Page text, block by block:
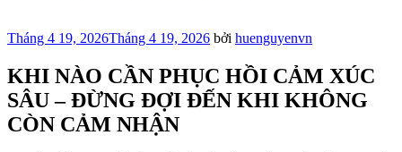
Đăng
Tháng 4 19, 2026Tháng 4 19, 2026 bởi huenguyenvn
KHI NÀO CẦN PHỤC HỒI CẢM XÚC
SÂU – ĐỪNG ĐỢI ĐẾN KHI KHÔNG
CÒN CẢM NHẬN